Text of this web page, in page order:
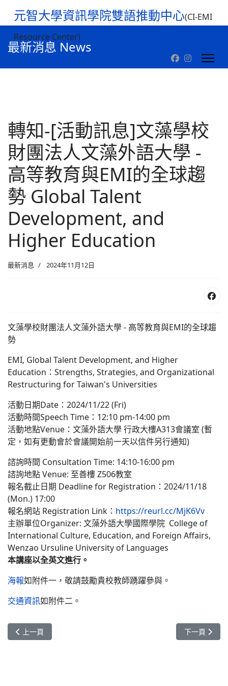
元智大學資訊學院雙語推動中心(CI-EMI
Resource Center)
最新消息 News
轉知-[活動訊息]文藻學校
財團法人文藻外語大學 -
高等教育與EMI的全球趨
勢 Global Talent
Development, and
Higher Education
最新消息 2024年11月12日
文藻學校財團法人文藻外語大學 - 高等教育與EMI的全球趨
勢
EMI, Global Talent Development, and Higher
Education：Strengths, Strategies, and Organizational
Restructuring for Taiwan's Universities
活動日期Date：2024/11/22 (Fri)
活動時間Speech Time：12:10 pm-14:00 pm
活動地點Venue：文藻外語大學 行政大樓A313會議室 (暫
定，如有更動會於會議開始前一天以信件另行通知)
諮詢時間 Consultation Time: 14:10-16:00 pm
諮詢地點 Venue: 至善樓 Z506教室
報名截止日期 Deadline for Registration：2024/11/18
(Mon.) 17:00
報名網站 Registration Link： https://reurl.cc/MjK6Vv
主辦單位Organizer: 文藻外語大學國際學院 College of
International Culture, Education, and Foreign Affairs,
Wenzao Ursuline University of Languages
本講座以全英文進行。
海報如附件一，敬請鼓勵貴校教師踴躍參與。
交通資訊如附件二。
上一篇文章: [活動訊息]113-1雙語閱讀社團Bilingual Reading
上一頁 下一篇文章:
下一頁